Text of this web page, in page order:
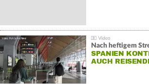
Nach heftigem
SPANIEN
AUCH